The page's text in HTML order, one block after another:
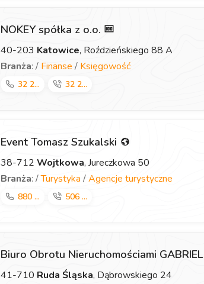
NOKEY spółka z o.o.
40-203 Katowice, Roździeńskiego 88 A
Branża: / Finanse / Księgowość
32 2... 32 2...
Event Tomasz Szukalski
38-712 Wojtkowa, Jureczkowa 50
Branża: /Turystyka /Agencje turystyczne
880 ... 506 ...
Biuro Obrotu Nieruchomościami GABRIEL
41-710 Ruda Śląska, Dąbrowskiego 24